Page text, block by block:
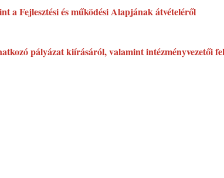
a Fejlesztési és működési Alapjának átvételéről
pályázat kiírásáról, valamint intézményvezetői